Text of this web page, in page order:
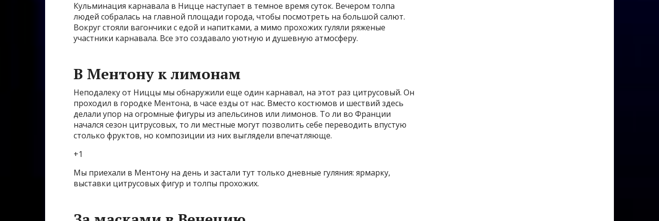
Кульминация карнавала в Ницце наступает в темное время суток. Вечером толпа
людей собралась на главной площади города, чтобы посмотреть на большой салют.
Вокруг стояли вагончики с едой и напитками, а мимо прохожих гуляли ряженые
участники карнавала. Все это создавало уютную и душевную атмосферу.
В Ментону к лимонам
Неподалеку от Ниццы мы обнаружили еще один карнавал, на этот раз цитрусовый. Он
проходил в городке Ментона, в часе езды от нас. Вместо костюмов и шествий здесь
делали упор на огромные фигуры из апельсинов или лимонов. То ли во Франции
начался сезон цитрусовых, то ли местные могут позволить себе переводить впустую
столько фруктов, но композиции из них выглядели впечатляюще.
+1
Мы приехали в Ментону на день и застали тут только дневные гуляния: ярмарку,
выставки цитрусовых фигур и толпы прохожих.